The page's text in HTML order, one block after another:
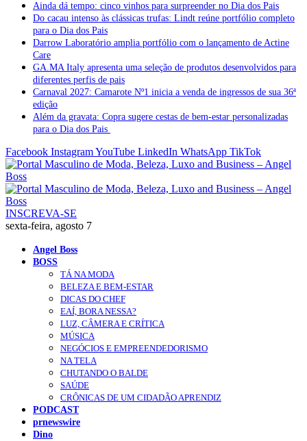
Ainda dá tempo: cinco vinhos para surpreender no Dia dos Pais
Do cacau intenso às clássicas trufas: Lindt reúne portfólio completo
para o Dia dos Pais
Darrow Laboratório amplia portfólio com o lançamento de Actine
Care
GA.MA Italy apresenta uma seleção de produtos desenvolvidos para
diferentes perfis de pais
Carnaval 2027: Camarote Nº1 inicia a venda de ingressos de sua 36ª
edição
Além da gravata: Copra sugere cestas de bem-estar personalizadas
para o Dia dos Pais
Facebook InstagramYouTube LinkedIn WhatsApp TikTok
INSCREVA-SE
sexta-feira, agosto 7
Angel Boss
BOSS
TÁ NA MODA
BELEZA E BEM-ESTAR
DICAS DO CHEF
EAÍ, BORA NESSA?
LUZ, CÂMERA E CRÍTICA
MÚSICA
NEGÓCIOS E EMPREENDEDORISMO
NA TELA
CHUTANDO O BALDE
SAÚDE
CRÔNICAS DE UM CIDADÃO APRENDIZ
PODCAST
prnewswire
Dino